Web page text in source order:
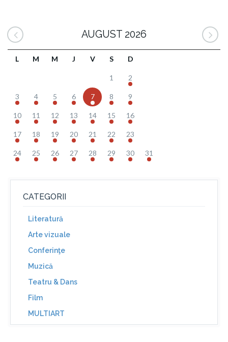
AUGUST 2026
L M M J V S D
1 2
3 4 5 6 7 8 9
10 11 12 13 14 15 16
17 18 19 20 21 22 23
24 25 26 27 28 29 30 31
CATEGORII
Literatură
Arte vizuale
Conferinţe
Muzică
Teatru & Dans
Film
MULTIART